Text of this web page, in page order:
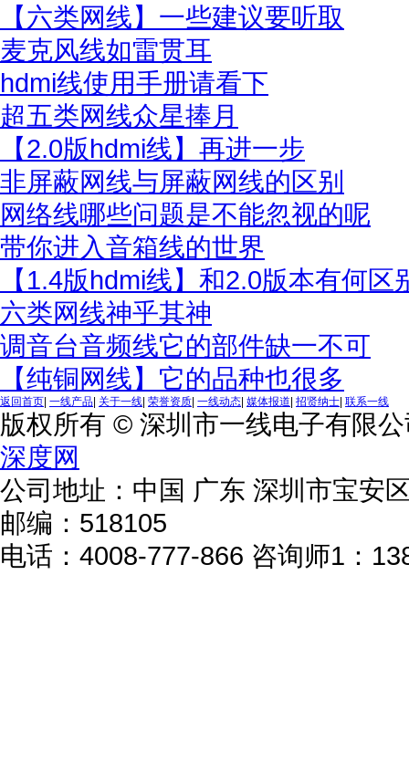
【六类网线】一些建议要听取
麦克风线如雷贯耳
hdmi线使用手册请看下
超五类网线众星捧月
【2.0版hdmi线】再进一步
非屏蔽网线与屏蔽网线的区别
网络线哪些问题是不能忽视的呢
带你进入音箱线的世界
【1.4版hdmi线】和2.0版本有何区
六类网线神乎其神
调音台音频线它的部件缺一不可
【纯铜网线】它的品种也很多
返回首页 一线产品 关于一线 荣誉资质 一线动态 媒体报道 招贤纳士 联系一线
版权所有 © 深圳市一线电子有限
深度网
公司地址：中国 广东 深圳市宝安
邮编：518105
电话：4008-777-866 咨询师1：